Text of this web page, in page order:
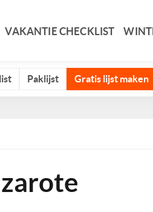
VAKANTIE CHECKLIST
Paklijst Gratis lijst maken